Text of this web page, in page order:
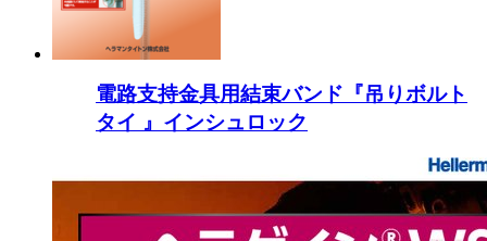
電路支持金具用結束バンド『吊りボルト
タイ 』インシュロック